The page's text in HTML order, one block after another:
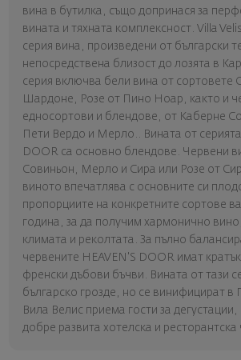
вина в бутилка, също допринася за
вината и тяхната комплексност. Villa
серия вина, произведени от български
непосредствена близост до лозята в
серия включва бели вина от сортовете
Шардоне, Розе от Пино Ноар, както и
едносортови и блендове, от Каберне
Пети Вердо и Мерло.. Вината от
DOOR са основно блендове. Червени
Совиньон, Мерло и Сира или Розе от
виното впечатлява с основните си
пропорциите на конкретните сортове
година, за да получим хармонично
климата и реколтата. За пълно
червените HEAVEN'S DOOR имат
френски дъбови бъчви. Вината от тази
българско грозде, но се винифицират в
Вила Велис приема гости за дегустации,
добре развита хотелска и ресторантска